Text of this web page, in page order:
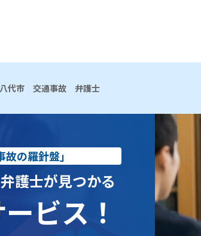
八代市 交通事故 弁護士
の羅針盤」
護士が見つかる
ビス！